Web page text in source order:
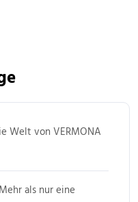
Welt von VERMONA
als nur eine